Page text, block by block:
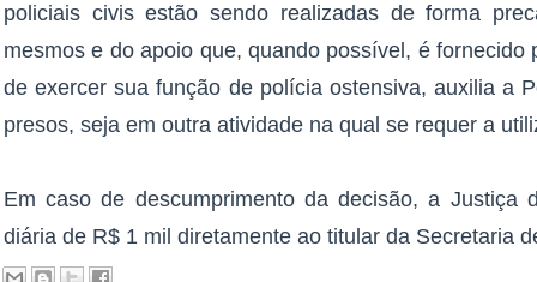
policiais civis estão sendo realizadas de forma
mesmos e do apoio que, quando possível, é fornecido
de exercer sua função de polícia ostensiva, auxilia a
presos, seja em outra atividade na qual se requer a
Em caso de descumprimento da decisão, a Justiça
diária de R$ 1 mil diretamente ao titular da Secretaria